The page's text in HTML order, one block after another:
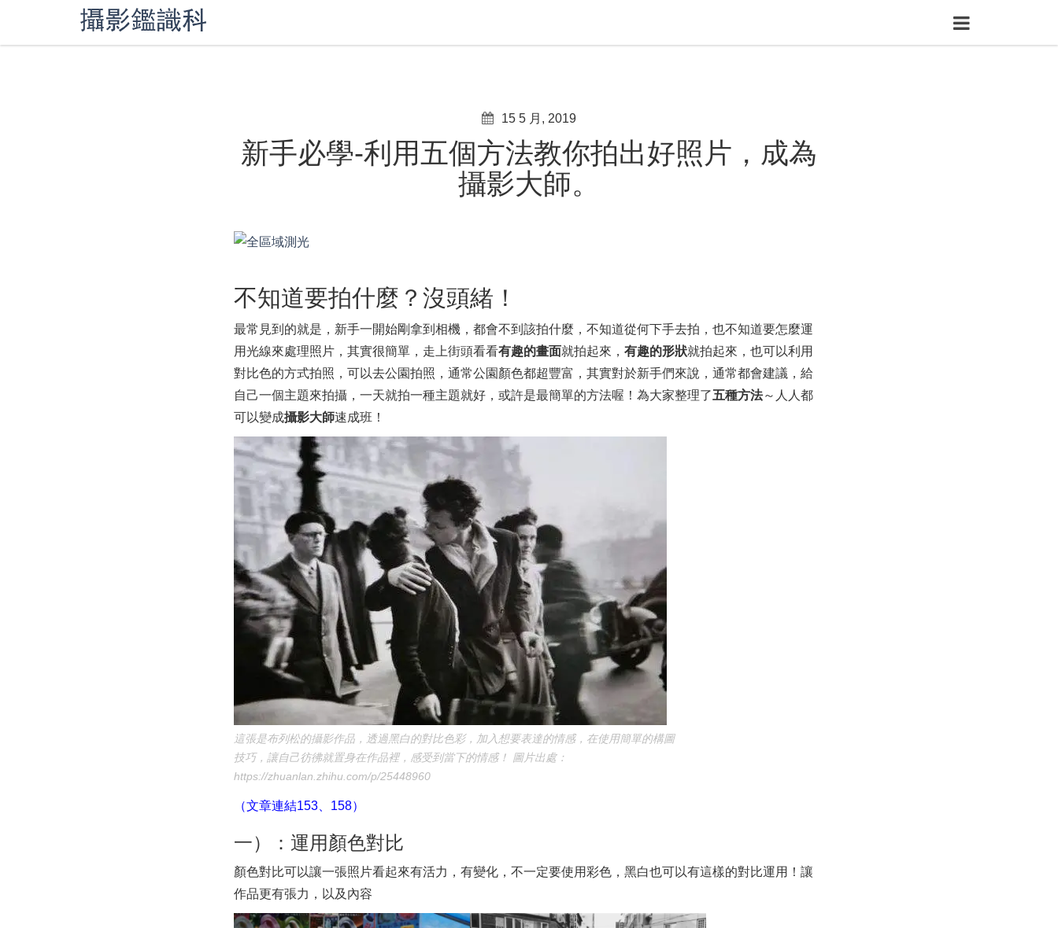
15 5 月, 2019
新手必學-利用五個方法教你拍出好照片，成為
攝影大師。
不知道要拍什麼？沒頭緒！
最常見到的就是，新手一開始剛拿到相機，都會不到該拍什麼，不知道從何下手去拍，也不知道要怎麼運
用光線來處理照片，其實很簡單，走上街頭看看有趣的畫面就拍起來， 有趣的形狀就拍起來，也可以利用
對比色的方式拍照，可以去公園拍照，通常公園顏色都超豐富，其實對於新手們來說，通常都會建議，給
自己一個主題來拍攝，一天就拍一種主題就好，或許是最簡單的方法喔！為大家整理了五種方法～人人都
可以變成攝影大師速成班！
這張是布列松的攝影作品，透過黑白的對比色彩，加入想要表達的情感，在使用簡單的構圖
技巧，讓自己彷彿就置身在作品裡，感受到當下的情感！ 圖片出處：
https://zhuanlan.zhihu.com/p/25448960
（文章連結153、158）
一）：運用顏色對比
顏色對比可以讓一張照片看起來有活力，有變化，不一定要使用彩色，黑白也可以有這樣的對比運用！讓
作品更有張力，以及內容